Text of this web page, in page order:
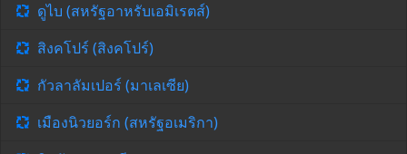
ดูไบ (สหรัฐอาหรับเอมิเรตส์)
สิงคโปร์ (สิงคโปร์)
กัวลาลัมเปอร์ (มาเลเซีย)
เมืองนิวยอร์ก (สหรัฐอเมริกา)